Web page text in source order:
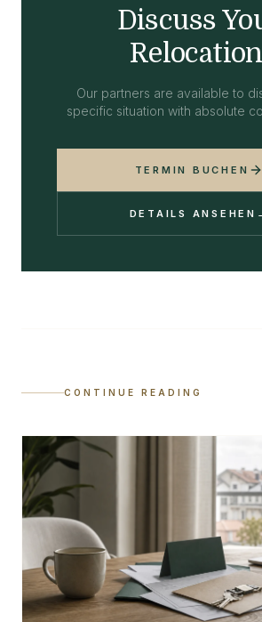
Discuss
Relocation
Our partners are available to
specific situation with absolute
TERMIN BUCHEN
DETAILS ANSEHEN
CONTINUE READING